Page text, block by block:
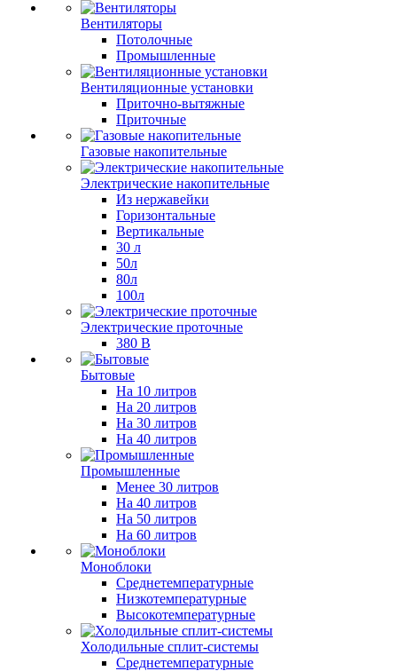
Вентиляторы
Потолочные
Промышленные
Вентиляционные установки
Приточно-вытяжные
Приточные
Газовые накопительные
Электрические накопительные
Из нержавейки
Горизонтальные
Вертикальные
30 л
50л
80л
100л
Электрические проточные
380 В
Бытовые
На 10 литров
На 20 литров
На 30 литров
На 40 литров
Промышленные
Менее 30 литров
На 40 литров
На 50 литров
На 60 литров
Моноблоки
Среднетемпературные
Низкотемпературные
Высокотемпературные
Холодильные сплит-системы
Среднетемпературные